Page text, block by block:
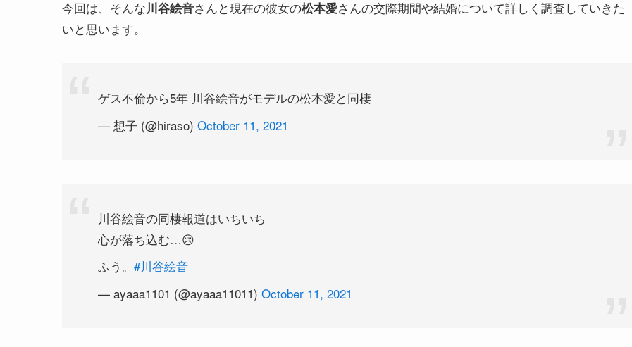
今回は、そんな川谷絵音さんと現在の彼女の松本愛さんの交際期間や結婚について詳しく調査していきた
いと思います。
ゲス不倫から5年 川谷絵音がモデルの松本愛と同棲
— 想子 (@hiraso) October 11, 2021
川谷絵音の同棲報道はいちいち
心が落ち込む…😢
ふう。 #川谷絵音
— ayaaa1101 (@ayaaa11011) October 11, 2021